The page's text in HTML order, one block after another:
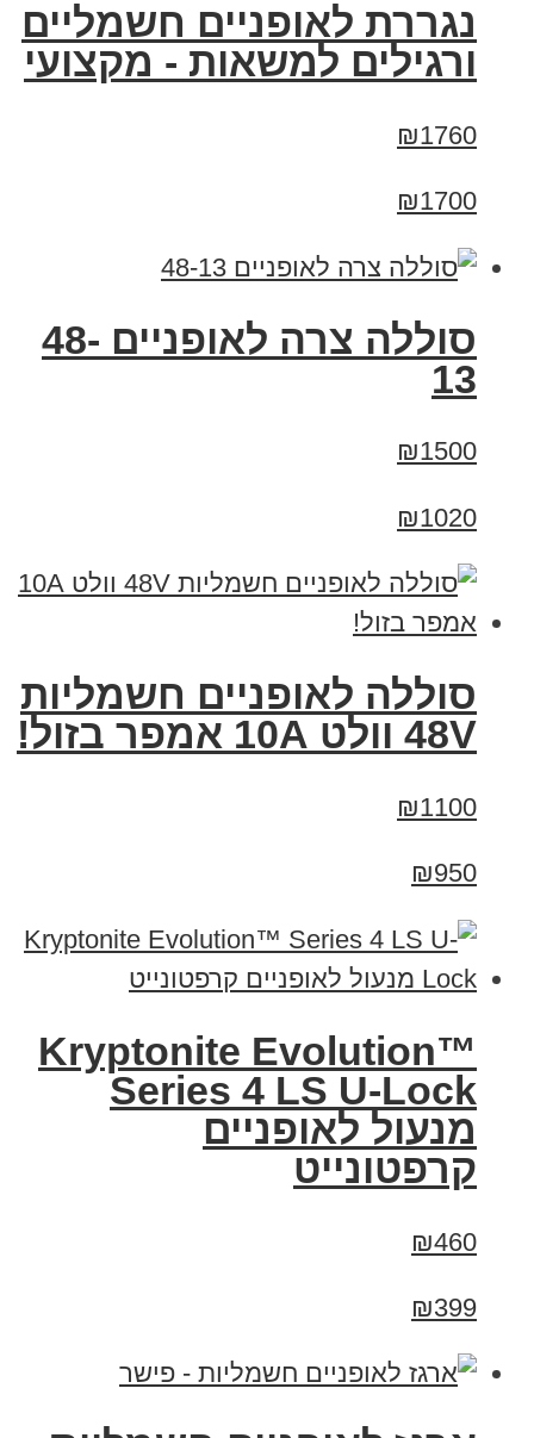
נגררת לאופניים חשמליים
ורגילים למשאות - מקצועי
₪1760
₪1700
סוללה צרה לאופניים 48-
13
₪1500
₪1020
סוללה לאופניים חשמליות
48V וולט 10A אמפר בזול!
₪1100
₪950
Kryptonite Evolution™
Series 4 LS U-Lock
מנעול לאופניים
קרפטונייט
₪460
₪399